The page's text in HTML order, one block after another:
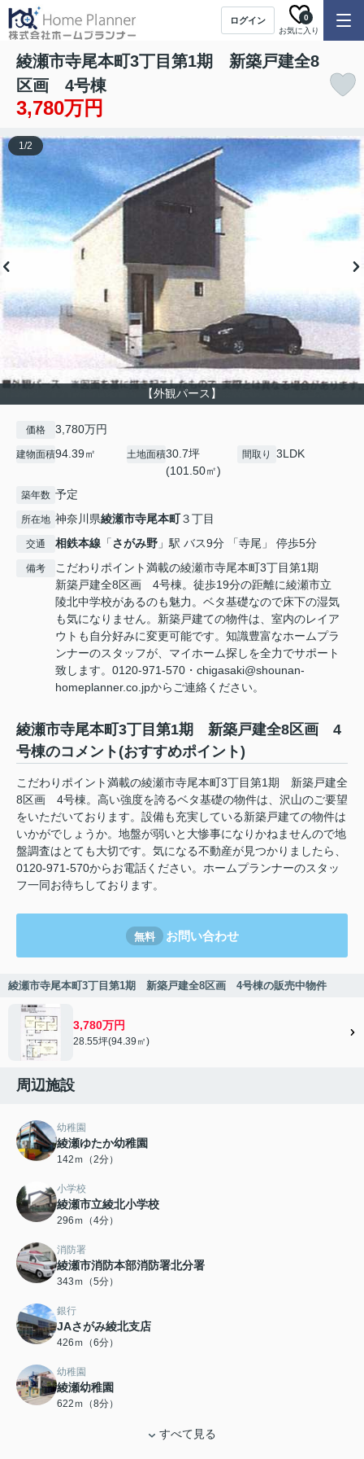
ログイン
お気に入り
0
綾瀬市寺尾本町3丁目第1期 新築戸建全8
区画 4号棟
3,780万円
【外観パース】
1/2
価格 3,780万円
建物面積94.39㎡ 土地面積30.7坪
(101.50㎡)
間取り 3LDK
築年数 予定
所在地 神奈川県綾瀬市寺尾本町３丁目
交通 相鉄本線 「さがみ野 」駅 バス9分 「寺尾」 停歩5分
備考
こだわりポイント満載の綾瀬市寺尾本町3丁目第1期
新築戸建全8区画 4号棟。徒歩19分の距離に綾瀬市立
陵北中学校があるのも魅力。ベタ基礎なので床下の湿気
も気になりません。新築戸建ての物件は、室内のレイア
ウトも自分好みに変更可能です。知識豊富なホームプラ
ンナーのスタッフが、マイホーム探しを全力でサポート
致します。0120-971-570・chigasaki@shounan-
homeplanner.co.jpからご連絡ください。
綾瀬市寺尾本町3丁目第1期 新築戸建全8区画 4
号棟のコメント(おすすめポイント)
こだわりポイント満載の綾瀬市寺尾本町3丁目第1期 新築戸建全
8区画 4号棟。高い強度を誇るベタ基礎の物件は、沢山のご要望
をいただいております。設備も充実している新築戸建ての物件は
いかがでしょうか。地盤が弱いと大惨事になりかねませんので地
盤調査はとても大切です。気になる不動産が見つかりましたら、
0120-971-570からお電話ください。ホームプランナーのスタッ
フ一同お待ちしております。
無料 お問い合わせ
綾瀬市寺尾本町3丁目第1期 新築戸建全8区画 4号棟の販売中物件
3,780万円
28.55坪(94.39㎡)
周辺施設
幼稚園
綾瀬ゆたか幼稚園
142ｍ（2分）
小学校
綾瀬市立綾北小学校
296ｍ（4分）
消防署
綾瀬市消防本部消防署北分署
343ｍ（5分）
銀行
JAさがみ綾北支店
426ｍ（6分）
幼稚園
綾瀬幼稚園
622ｍ（8分）
すべて見る